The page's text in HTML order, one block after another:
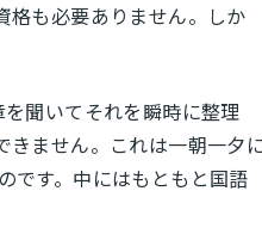
格も必要ありません。しか
聞いてそれを瞬時に整理
きません。これは一朝一夕
です。中にはもともと国語